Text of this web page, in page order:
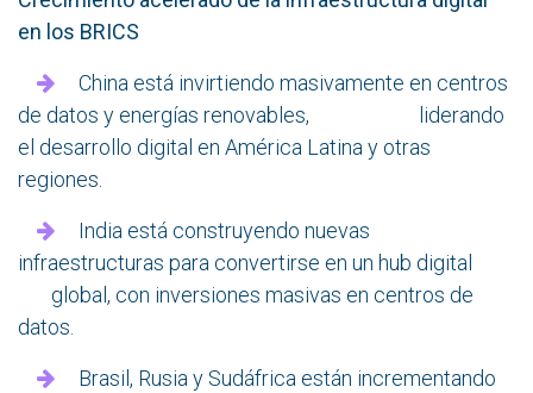
en los BRICS
China está invirtiendo masivamente en centros
de datos y energías renovables, liderando
el desarrollo digital en América Latina y otras
regiones.
India está construyendo nuevas
infraestructuras para convertirse en un hub digital
global, con inversiones masivas en centros de
datos.
Brasil, Rusia y Sudáfrica están incrementando